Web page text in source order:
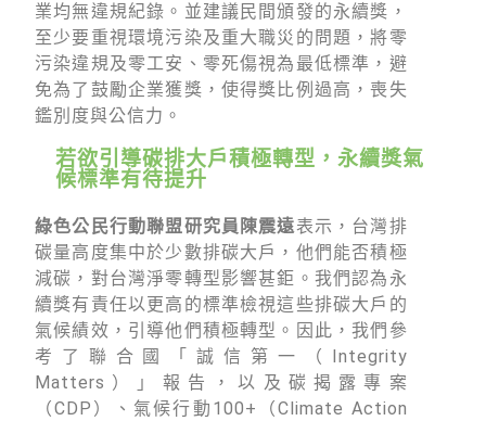
業均無違規紀錄。並建議民間頒發的永續獎，
至少要重視環境污染及重大職災的問題，將零
污染違規及零工安、零死傷視為最低標準，避
免為了鼓勵企業獲獎，使得獎比例過高，喪失
鑑別度與公信力。
若欲引導碳排大戶積極轉型，永續獎氣
候標準有待提升
綠色公民行動聯盟研究員陳震遠表示，台灣排
碳量高度集中於少數排碳大戶，他們能否積極
減碳，對台灣淨零轉型影響甚鉅。我們認為永
續獎有責任以更高的標準檢視這些排碳大戶的
氣候績效，引導他們積極轉型。因此，我們參
考了聯合國「誠信第一（Integrity
Matters）」報告，以及碳揭露專案
（CDP）、氣候行動100+（Climate Action